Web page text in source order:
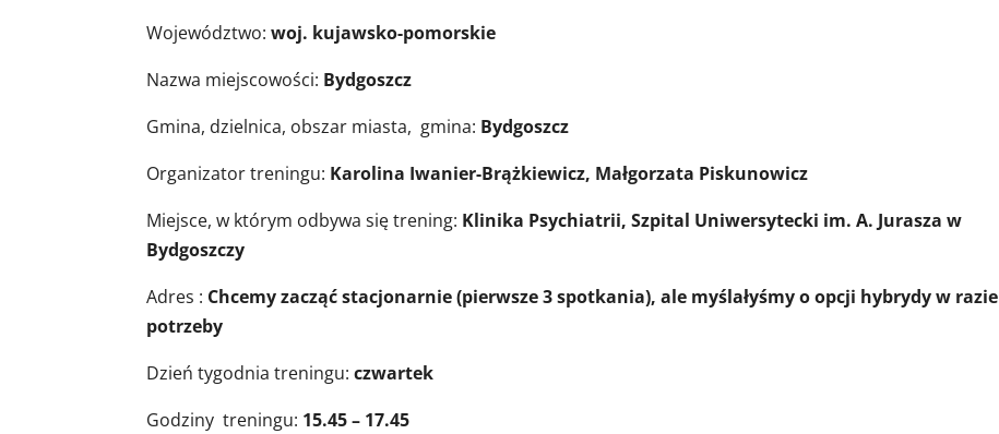
Województwo:woj. kujawsko-pomorskie
Nazwa miejscowości: Bydgoszcz
Gmina, dzielnica, obszar miasta, gmina: Bydgoszcz
Organizator treningu: Karolina Iwanier-Brążkiewicz, Małgorzata Piskunowicz
Miejsce, w którym odbywa się trening: Klinika Psychiatrii, Szpital Uniwersytecki im. A. Jurasza w
Bydgoszczy
Adres : Chcemy zacząć stacjonarnie (pierwsze 3 spotkania), ale myślałyśmy o opcji hybrydy w razie
potrzeby
Dzień tygodnia treningu:czwartek
Godziny treningu: 15.45 – 17.45